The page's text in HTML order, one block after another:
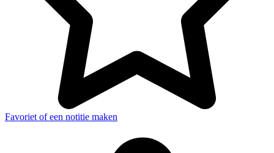
Favoriet of een notitie maken